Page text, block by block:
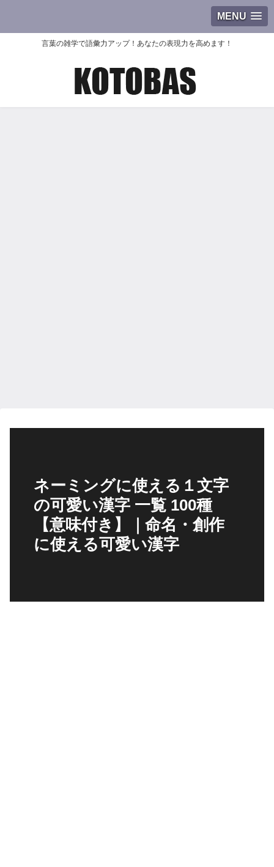
MENU
言葉の雑学で語彙力アップ！あなたの表現力を高めます！
ネーミングに使える１文字
の可愛い漢字 一覧 100種
【意味付き】｜命名・創作
に使える可愛い漢字